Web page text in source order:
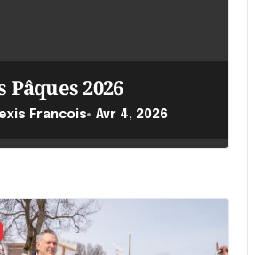
Pâques 2026
Francois Avr 4, 2026